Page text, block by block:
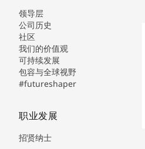
领导层
公司历史
社区
我们的价值观
可持续发展
包容与全球视野
#futureshaper
职业发展
招贤纳士